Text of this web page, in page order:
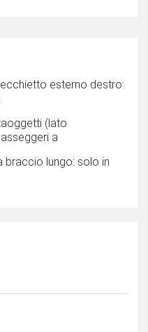
esterno destro:
(lato
a
braccio lungo: solo in